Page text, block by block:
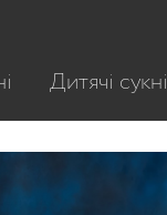
3713
Дитячі сукні